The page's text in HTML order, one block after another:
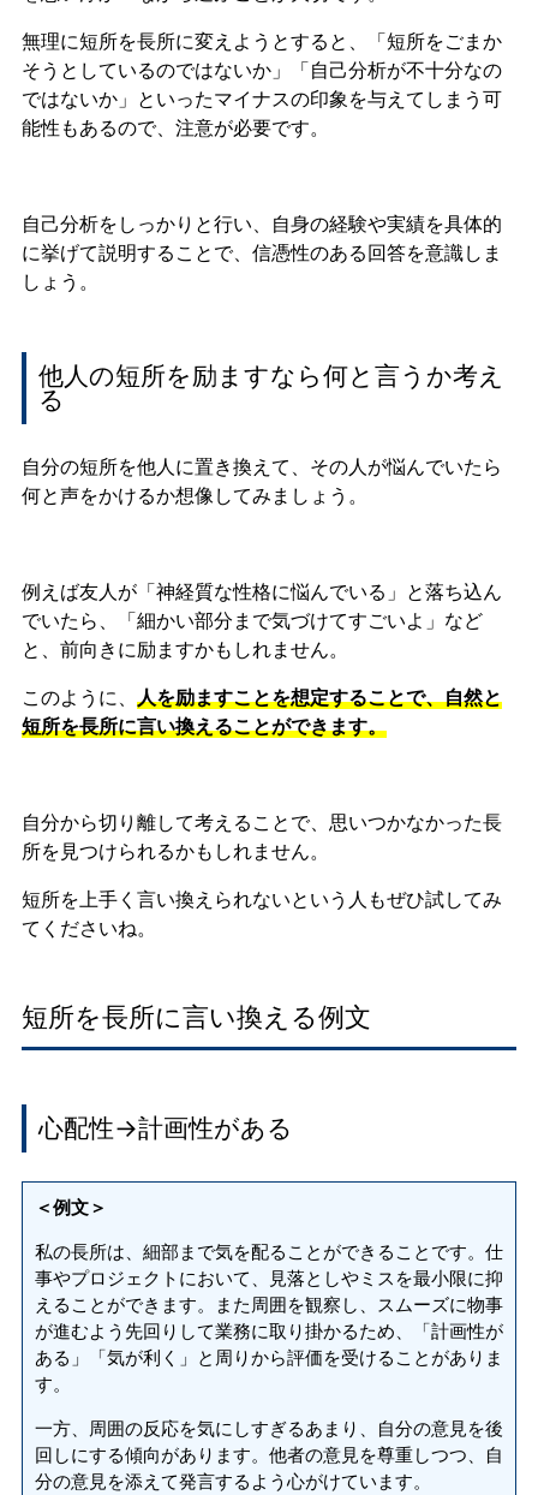
無理に短所を長所に変えようとすると、「短所をごまか
そうとしているのではないか」「自己分析が不十分なの
ではないか」といったマイナスの印象を与えてしまう可
能性もあるので、注意が必要です。
自己分析をしっかりと行い、自身の経験や実績を具体的
に挙げて説明することで、信憑性のある回答を意識しま
しょう。
他人の短所を励ますなら何と言うか考え
る
自分の短所を他人に置き換えて、その人が悩んでいたら
何と声をかけるか想像してみましょう。
例えば友人が「神経質な性格に悩んでいる」と落ち込ん
でいたら、「細かい部分まで気づけてすごいよ」など
と、前向きに励ますかもしれません。
このように、 人を励ますことを想定することで、自然と
短所を長所に言い換えることができます。
自分から切り離して考えることで、思いつかなかった長
所を見つけられるかもしれません。
短所を上手く言い換えられないという人もぜひ試してみ
てくださいね。
短所を長所に言い換える例文
心配性→計画性がある
＜例文＞
私の長所は、細部まで気を配ることができることです。仕
事やプロジェクトにおいて、見落としやミスを最小限に抑
えることができます。また周囲を観察し、スムーズに物事
が進むよう先回りして業務に取り掛かるため、「計画性が
ある」「気が利く」と周りから評価を受けることがありま
す。
一方、周囲の反応を気にしすぎるあまり、自分の意見を後
回しにする傾向があります。他者の意見を尊重しつつ、自
分の意見を添えて発言するよう心がけています。